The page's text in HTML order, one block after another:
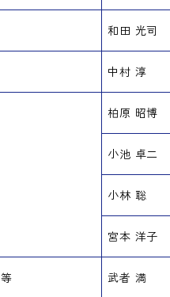
和田 光司
中村 淳
柏原 昭博
小池 卓二
小林 聡
宮本 洋子
武者 満